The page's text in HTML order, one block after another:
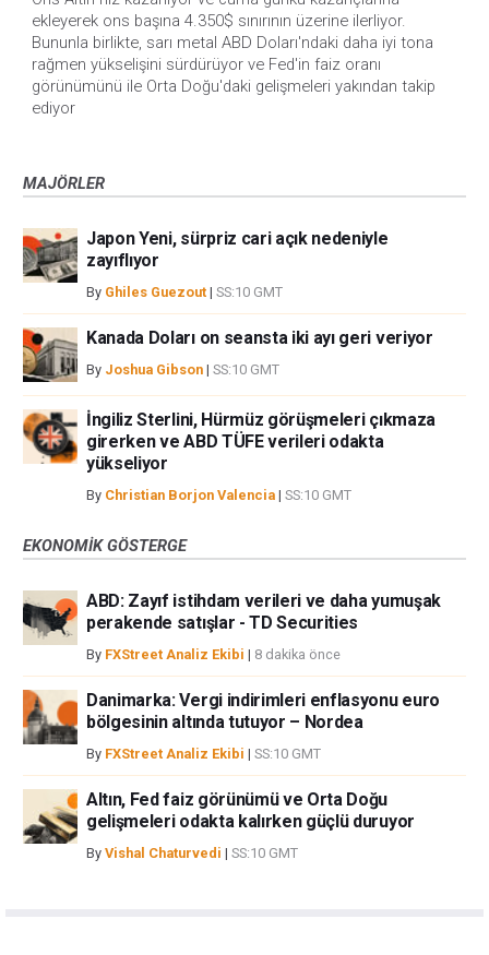
ekleyerek ons başına 4.350$ sınırının üzerine ilerliyor.
Bununla birlikte, sarı metal ABD Doları'ndaki daha iyi tona
rağmen yükselişini sürdürüyor ve Fed'in faiz oranı
görünümünü ile Orta Doğu'daki gelişmeleri yakından takip
ediyor
MAJÖRLER
Japon Yeni, sürpriz cari açık nedeniyle
zayıflıyor
By Ghiles Guezout | SS:10 GMT
Kanada Doları on seansta iki ayı geri veriyor
By Joshua Gibson | SS:10 GMT
İngiliz Sterlini, Hürmüz görüşmeleri çıkmaza
girerken ve ABD TÜFE verileri odakta
yükseliyor
By Christian Borjon Valencia | SS:10 GMT
EKONOMIK GÖSTERGE
ABD: Zayıf istihdam verileri ve daha yumuşak
perakende satışlar - TD Securities
By FXStreet Analiz Ekibi | 8 dakika önce
Danimarka: Vergi indirimleri enflasyonu euro
bölgesinin altında tutuyor – Nordea
By FXStreet Analiz Ekibi | SS:10 GMT
Altın, Fed faiz görünümü ve Orta Doğu
gelişmeleri odakta kalırken güçlü duruyor
By Vishal Chaturvedi | SS:10 GMT